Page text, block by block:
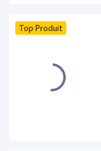
Top Produit